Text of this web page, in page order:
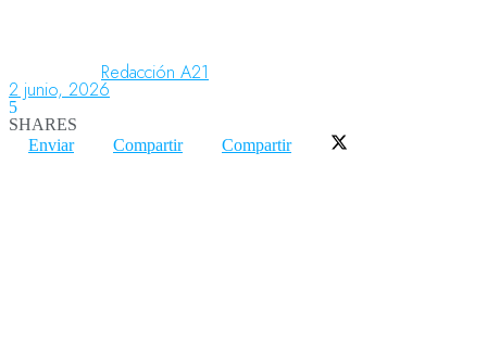
Organismos
Aeroespacial
Redacción A21
2 junio, 2026
5
SHARES
Enviar
Compartir Compartir